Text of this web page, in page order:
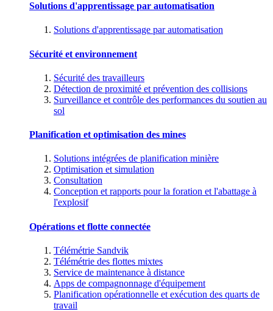
Solutions d'apprentissage par automatisation
Solutions d'apprentissage par automatisation
Sécurité et environnement
Sécurité des travailleurs
Détection de proximité et prévention des collisions
Surveillance et contrôle des performances du soutien au
sol
Planification et optimisation des mines
Solutions intégrées de planification minière
Optimisation et simulation
Consultation
Conception et rapports pour la foration et l'abattage à
l'explosif
Opérations et flotte connectée
Télémétrie Sandvik
Télémétrie des flottes mixtes
Service de maintenance à distance
Apps de compagnonnage d'équipement
Planification opérationnelle et exécution des quarts de
travail